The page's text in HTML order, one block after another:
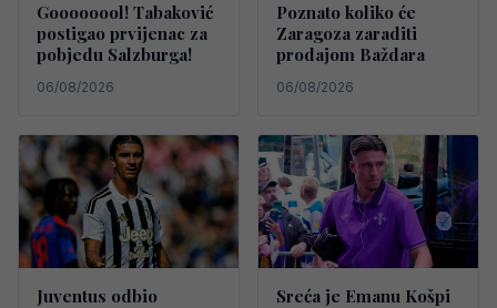
Goooooool! Tabaković
postigao prvijenac za
pobjedu Salzburga!
06/08/2026
Poznato koliko će
Zaragoza zaraditi
prodajom Baždara
06/08/2026
Juventus odbio
Sreća je Emanu Košpi